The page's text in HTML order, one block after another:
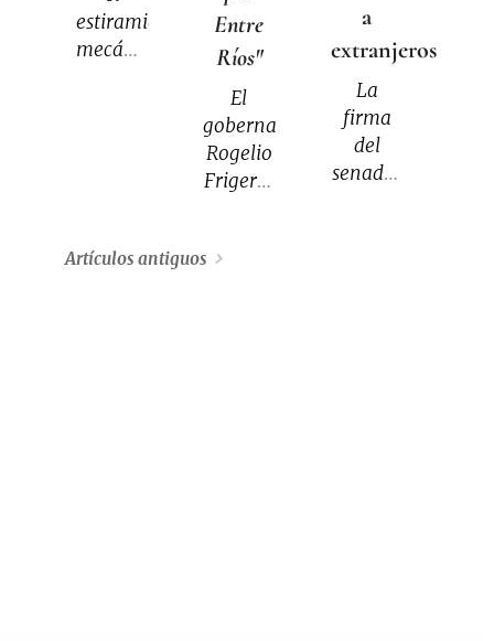
estiramiento
mecánico,
arterias
Entre
Ríos"
El
gobernador
Rogelio
Frigerio
a
extranjeros
La
firma
del
senador
Artículos antiguos